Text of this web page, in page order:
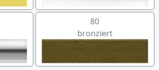
80
bronziert